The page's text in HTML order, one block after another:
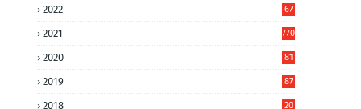
2022
67
2021 770
2020
81
2019
87
2018
20